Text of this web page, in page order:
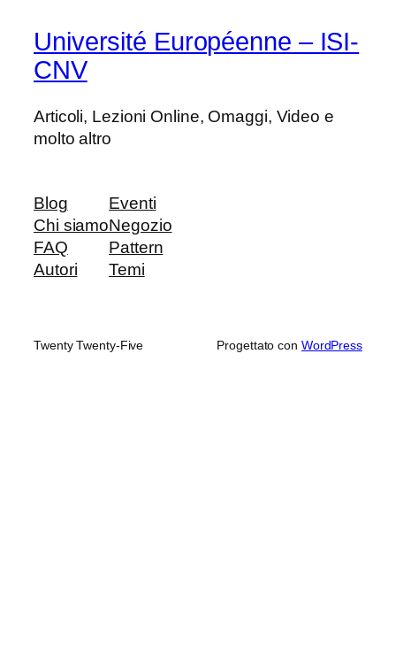
Université Européenne – ISI-
CNV
Articoli, Lezioni Online, Omaggi, Video e
molto altro
Blog
Chi siamo
FAQ
Autori
Eventi
Negozio
Pattern
Temi
Twenty Twenty-Five Progettato con WordPress